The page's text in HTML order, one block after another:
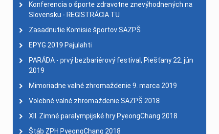
Konferencia o športe zdravotne znevýhodnených na
Slovensku - REGISTRÁCIA TU
Zasadnutie Komisie športov SAZPŠ
EPYG 2019 Pajulahti
PARÁDA - prvý bezbariérový festival, Piešťany 22. jún
2019
Mimoriadne valné zhromaždenie 9. marca 2019
Volebné valné zhromaždenie SAZPŠ 2018
XII. Zimné paralympijské hry PyeongChang 2018
Štáb ZPH PyeongChang 2018